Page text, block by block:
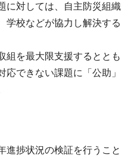
に対しては、自主防災組織
学校などが協力し解決する
組を最大限支援するととも
できない課題に「公助」
進捗状況の検証を行うこと